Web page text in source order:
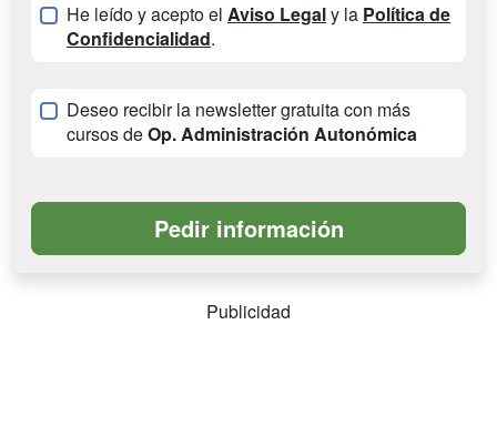
He leído y acepto el Aviso Legaly la Política de
Confidencialidad.
Deseo recibir la newsletter gratuita con más
cursos deOp. Administración Autonómica
Publicidad